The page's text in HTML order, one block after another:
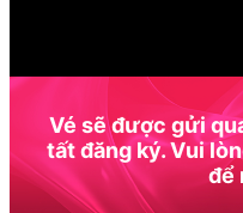
Vé sẽ được gửi
tất đăng ký. Vui
để